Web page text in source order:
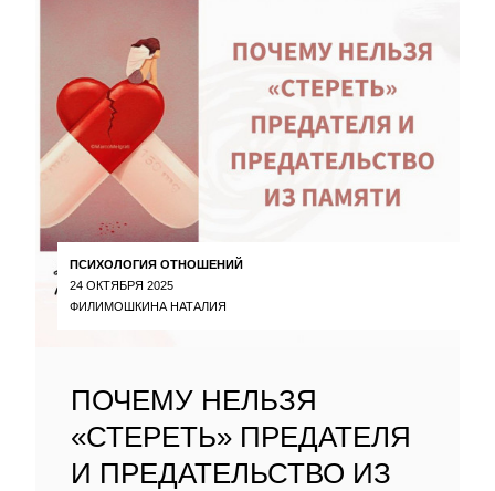
ПСИХОЛОГИЯ ОТНОШЕНИЙ
24 ОКТЯБРЯ 2025
ФИЛИМОШКИНА НАТАЛИЯ
ПОЧЕМУ НЕЛЬЗЯ
«СТЕРЕТЬ» ПРЕДАТЕЛЯ
И ПРЕДАТЕЛЬСТВО ИЗ